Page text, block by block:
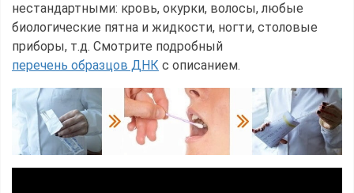
нестандартными: кровь, окурки, волосы, любые
биологические пятна и жидкости, ногти, столовые
приборы, т.д. Смотрите подробный
перечень образцов ДНК с описанием.